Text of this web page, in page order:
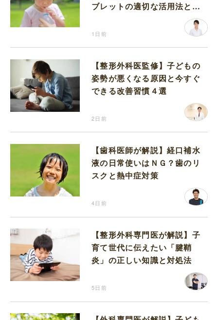
ブレットの適切な活用法と水
1日前
【整形外科医監修】子どもの
姿勢が悪くなる原因と今すぐ
できる改善習慣４選
2日前
【歯科医師が解説】経口補水
液の日常使いはＮＧ？歯のリ
スクと熱中症対策
4日前
【整形外科専門医が解説】子
育て世代に伝えたい「腱鞘
炎」の正しい知識と対処法
5日前